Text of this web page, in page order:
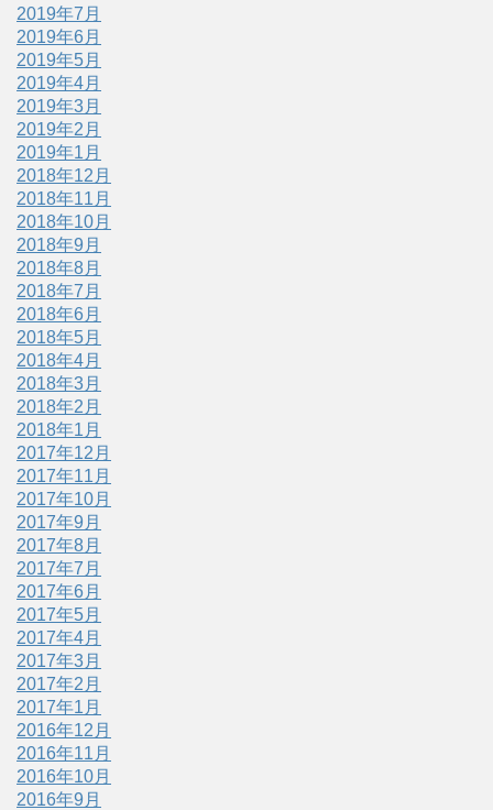
2019年7月
2019年6月
2019年5月
2019年4月
2019年3月
2019年2月
2019年1月
2018年12月
2018年11月
2018年10月
2018年9月
2018年8月
2018年7月
2018年6月
2018年5月
2018年4月
2018年3月
2018年2月
2018年1月
2017年12月
2017年11月
2017年10月
2017年9月
2017年8月
2017年7月
2017年6月
2017年5月
2017年4月
2017年3月
2017年2月
2017年1月
2016年12月
2016年11月
2016年10月
2016年9月